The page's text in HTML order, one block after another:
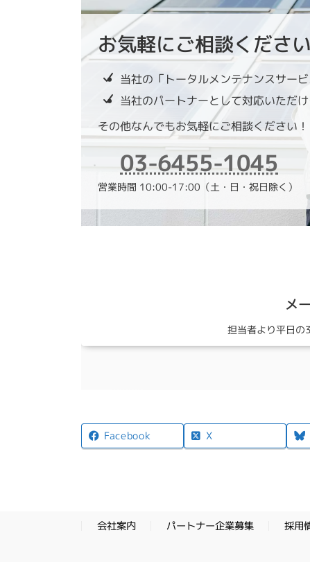
お気軽にご相談ください
当社の「トータルメンテナンスサー
当社のパートナーとして対応いただ
その他なんでもお気軽にご相談ください！
03-6455-1045
営業時間 10:00-17:00（土・日・祝日除く）
メ
担当者より平日の
Facebook X
会社案内 パートナー企業募集 採用